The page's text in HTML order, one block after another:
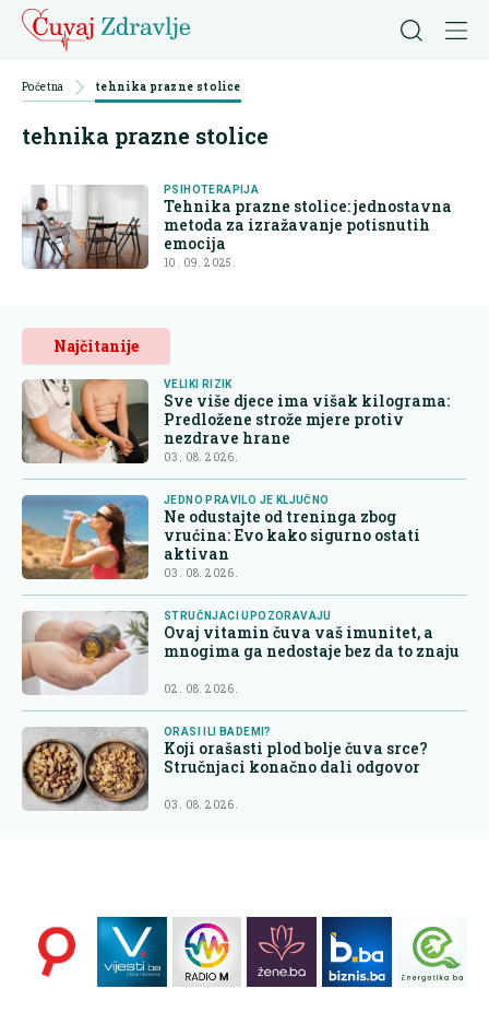
Početna tehnika prazne stolice
tehnika prazne stolice
PSIHOTERAPIJA
Tehnika prazne stolice: jednostavna
metoda za izražavanje potisnutih
emocija
10. 09. 2025.
Najčitanije
VELIKI RIZIK
Sve više djece ima višak kilograma:
Predložene strože mjere protiv
nezdrave hrane
03. 08. 2026.
JEDNO PRAVILO JE KLJUČNO
Ne odustajte od treninga zbog
vrućina: Evo kako sigurno ostati
aktivan
03. 08. 2026.
STRUČNJACI UPOZORAVAJU
Ovaj vitamin čuva vaš imunitet, a
mnogima ga nedostaje bez da to znaju
02. 08. 2026.
ORASI ILI BADEMI?
Koji orašasti plod bolje čuva srce?
Stručnjaci konačno dali odgovor
03. 08. 2026.